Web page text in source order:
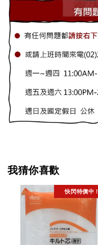
我猜你喜歡
快閃特價中！